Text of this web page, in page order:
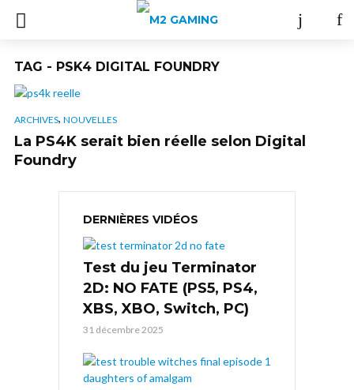
TAG - PSK4 DIGITAL FOUNDRY
ARCHIVES, NOUVELLES
La PS4K serait bien réelle selon Digital
Foundry
DERNIÈRES VIDÉOS
Test du jeu Terminator
2D: NO FATE (PS5, PS4,
XBS, XBO, Switch, PC)
31 décembre 2025